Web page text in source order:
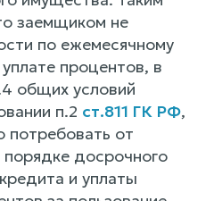
заемщиком не
по ежемесячному
процентов, в
общих условий
п.2 ст.811 ГК РФ,
потребовать от
досрочного
и уплаты